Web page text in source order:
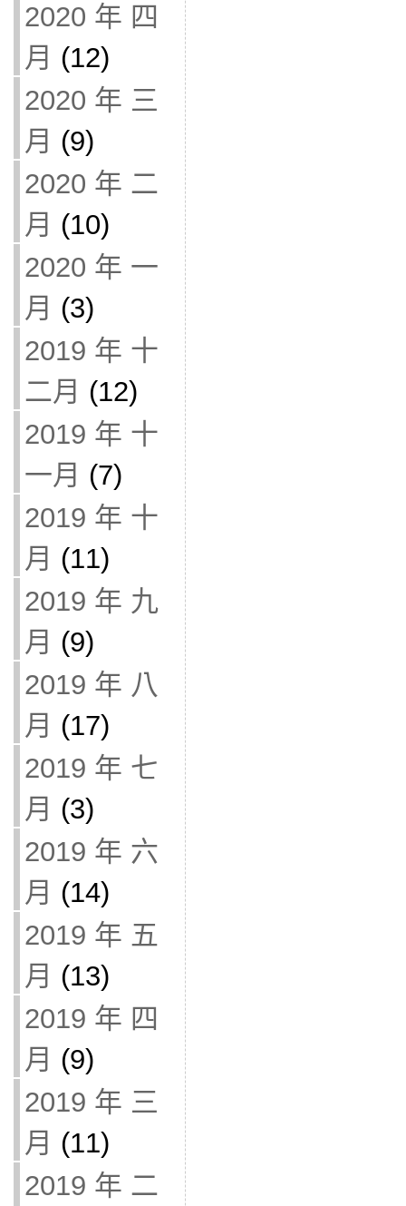
2020 年 四
月 (12)
2020 年 三
月 (9)
2020 年 二
月 (10)
2020 年 一
月 (3)
2019 年 十
二月 (12)
2019 年 十
一月 (7)
2019 年 十
月 (11)
2019 年 九
月 (9)
2019 年 八
月 (17)
2019 年 七
月 (3)
2019 年 六
月 (14)
2019 年 五
月 (13)
2019 年 四
月 (9)
2019 年 三
月 (11)
2019 年 二